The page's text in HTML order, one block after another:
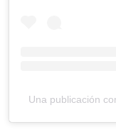
Una publicación